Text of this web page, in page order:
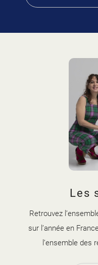
Les
Retrouvez
sur l’année en
l’ensemble des